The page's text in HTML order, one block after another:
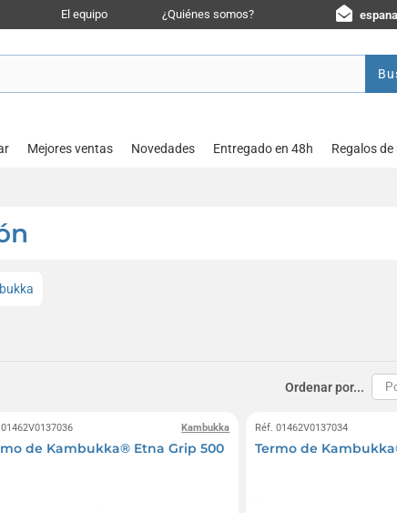
El equipo ¿Quiénes somos?
Mejores ventas Novedades Entregado en 48h Regalos
Ordenar por...
Kambukka
de Kambukka® Etna Grip 500
Réf. 01462V0137034
Termo de